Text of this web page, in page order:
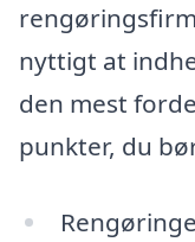
nyttigt at
den mest
punkter, du